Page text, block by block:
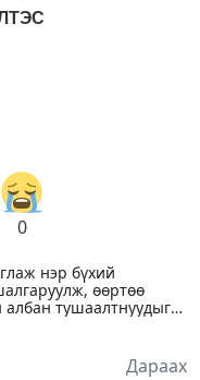
0
нэр бүхий
өөртөө
албан тушаалтнуудыг
Дараах